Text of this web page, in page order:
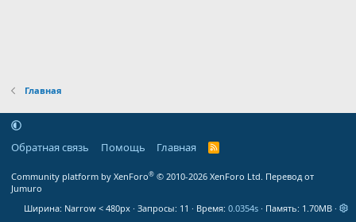
Главная
Обратная связь Помощь Главная
R
Community platform by XenForo® © 2010-2026 XenForo Ltd. Перевод от
Jumuro
Ширина
Запросы 11 Время 0.0354s Память 1.70MB